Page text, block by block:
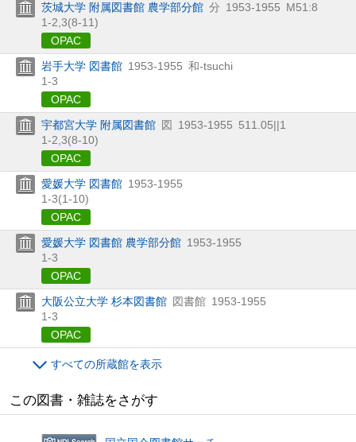
茨城大学 附属図書館 農学部分館 分 1953-1955 M51:8
1-2,3(8-11)
OPAC
岩手大学 図書館 1953-1955 和-tsuchi
1-3
OPAC
宇都宮大学 附属図書館 図 1953-1955 511.05||1
1-2,3(8-10)
OPAC
愛媛大学 図書館 1953-1955
1-3(1-10)
OPAC
愛媛大学 図書館 農学部分館 1953-1955
1-3
OPAC
大阪公立大学 杉本図書館 図書館 1953-1955
1-3
OPAC
すべての所蔵館を表示
この図書・雑誌をさがす